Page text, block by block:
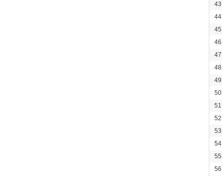
43
44
45
46
47
48
49
50
51
52
53
54
55
56